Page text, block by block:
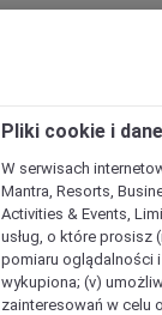
Pliki cookie i
W serwisach
Mantra, Resorts,
Activities & Events,
usług, o które prosisz
pomiaru oglądalności i
wykupiona; (v)
zainteresowań w celu